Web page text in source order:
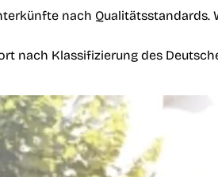
nach Klassifizierung des
nach